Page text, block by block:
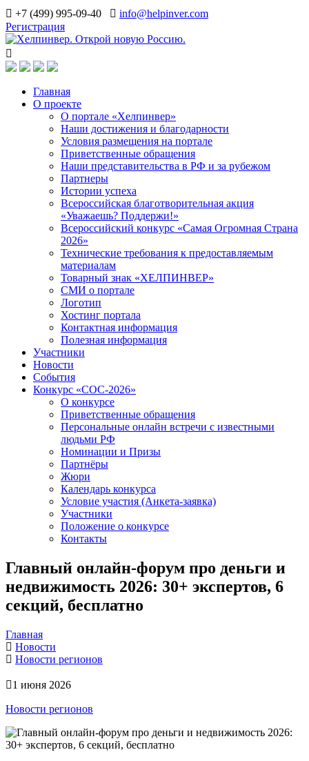
+7 (499) 995-09-40
info@helpinver.com
Регистрация
Главная
О проекте
О портале «Хелпинвер»
Наши достижения и благодарности
Условия размещения на портале
Приветственные обращения
Наши представительства в РФ и за рубежом
Партнеры
Истории успеха
Всероссийская благотворительная акция
«Уважаешь? Поддержи!»
Всероссийский конкурс «Самая Огромная Страна
2026»
Технические требования к предоставляемым
материалам
Товарный знак «ХЕЛПИНВЕР»
СМИ о портале
Логотип
Хостинг портала
Контактная информация
Полезная информация
Участники
Новости
События
Конкурс «СОС-2026»
О конкурсе
Приветственные обращения
Персональные онлайн встречи с известными
людьми РФ
Номинации и Призы
Партнёры
Жюри
Календарь конкурса
Условие участия (Анкета-заявка)
Участники
Положение о конкурсе
Контакты
Главный онлайн-форум про деньги и
недвижимость 2026: 30+ экспертов, 6
секций, бесплатно
Главная
Новости
Новости регионов
1 июня 2026
Новости регионов